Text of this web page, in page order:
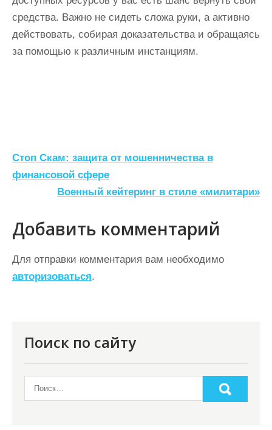
средства. Важно не сидеть сложа руки, а активно
действовать, собирая доказательства и обращаясь
за помощью к различным инстанциям.
Н
а
и
г
а
ц
Стоп Скам: защита от мошенничества в
финансовой сфере
Военный кейтеринг в стиле «милитари»
Добавить комментарий
Для отправки комментария вам необходимо
авторизоваться.
Поиск по сайту